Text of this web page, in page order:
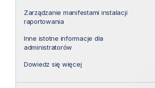
Zarządzanie manifestami instalacji
raportowania
Inne istotne informacje dla
administratorów
Dowiedz się więcej